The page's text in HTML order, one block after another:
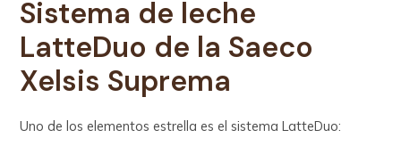
Sistema de leche
LatteDuo de la Saeco
Xelsis Suprema
Uno de los elementos estrella es el sistema LatteDuo: